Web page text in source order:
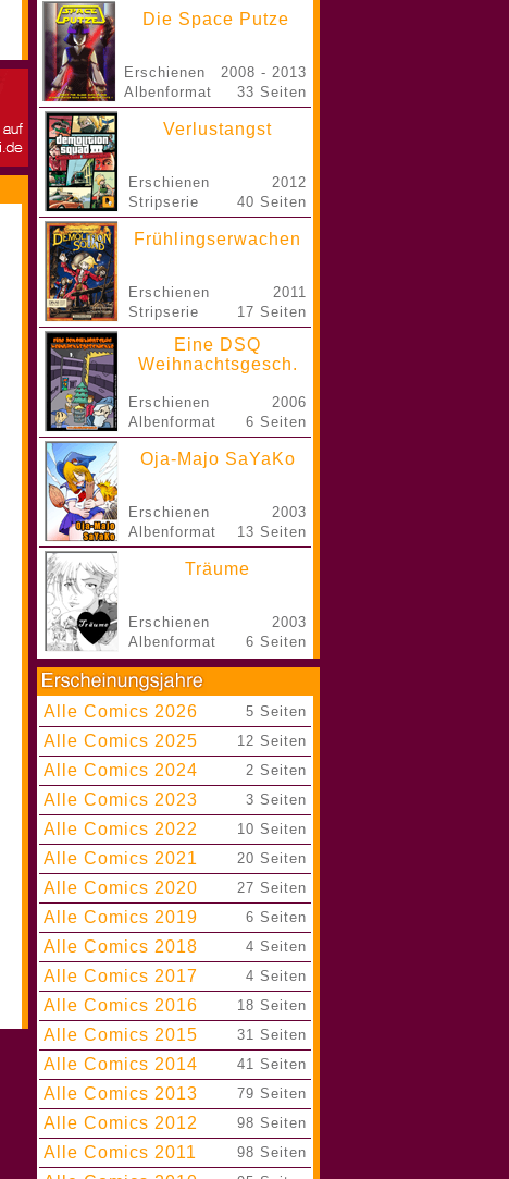
Die Space Putze
Erschienen
Albenformat
2008 - 2013
33 Seiten
Verlustangst
Erschienen
Stripserie
2012
40 Seiten
Frühlingserwachen
Erschienen
Stripserie
2011
17 Seiten
Eine DSQ
Weihnachtsgesch.
Erschienen
Albenformat
2006
6 Seiten
Oja-Majo SaYaKo
Erschienen
Albenformat
2003
13 Seiten
Träume
Erschienen
Albenformat
2003
6 Seiten
Alle Comics 2026 5 Seiten
Alle Comics 2025 12 Seiten
Alle Comics 2024 2 Seiten
Alle Comics 2023 3 Seiten
Alle Comics 2022 10 Seiten
Alle Comics 2021 20 Seiten
Alle Comics 2020 27 Seiten
Alle Comics 2019 6 Seiten
Alle Comics 2018 4 Seiten
Alle Comics 2017 4 Seiten
Alle Comics 2016 18 Seiten
Alle Comics 2015 31 Seiten
Alle Comics 2014 41 Seiten
Alle Comics 2013 79 Seiten
Alle Comics 2012 98 Seiten
Alle Comics 2011 98 Seiten